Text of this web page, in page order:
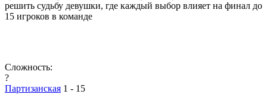
решить судьбу девушки, где каждый выбор влияет на финал до
15 игроков в команде
Сложность:
?
Партизанская 1 - 15